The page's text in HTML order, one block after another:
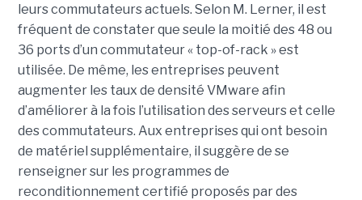
leurs commutateurs actuels. Selon M. Lerner, il est
fréquent de constater que seule la moitié des 48 ou
36 ports d’un commutateur « top-of-rack » est
utilisée. De même, les entreprises peuvent
augmenter les taux de densité VMware afin
d’améliorer à la fois l’utilisation des serveurs et celle
des commutateurs. Aux entreprises qui ont besoin
de matériel supplémentaire, il suggère de se
renseigner sur les programmes de
reconditionnement certifié proposés par des